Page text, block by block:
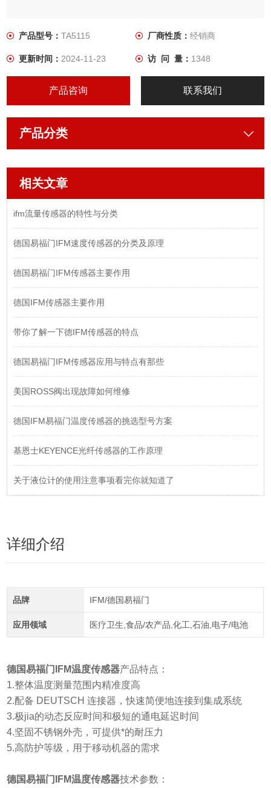
产品型号：TA5115 厂商性质： 经销商
更新时间：2024-11-23 访 问 量： 1348
产品咨询 联系我们
产品分类
相关文章
ifm流量传感器的特性与分类
德国易福门IFM速度传感器的分类及原理
德国易福门IFM传感器主要作用
德国IFM传感器主要作用
带你了解一下德IFM传感器的特点
德国易福门IFM传感器应用与特点有那些
美国ROSS阀出现故障如何维修
德国IFM易福门温度传感器的挑选型号方案
基恩士KEYENCE光纤传感器的工作原理
关于液位计的使用注意事项看完你就知道了
详细介绍
品牌 IFM/德国易福门
应用领域 医疗卫生,食品/农产品,化工,石油,电子/电池
德国易福门IFM温度传感器产品特点：
1.整体温度测量范围内精准度高
2.配备 DEUTSCH 连接器，快速简便地连接到集成系统
3.极jia的动态反应时间和极短的通电延迟时间
4.坚固不锈钢外壳，可提供*的耐压力
5.高防护等级，用于移动机器的需求
德国易福门IFM温度传感器技术参数：